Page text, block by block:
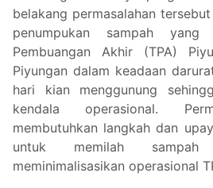
belakang permasalahan
penumpukan sampah
Pembuangan Akhir (TPA)
Piyungan dalam keadaan
hari kian menggunung
kendala operasional.
membutuhkan langkah dan
untuk memilah
meminimalisasikan operasional